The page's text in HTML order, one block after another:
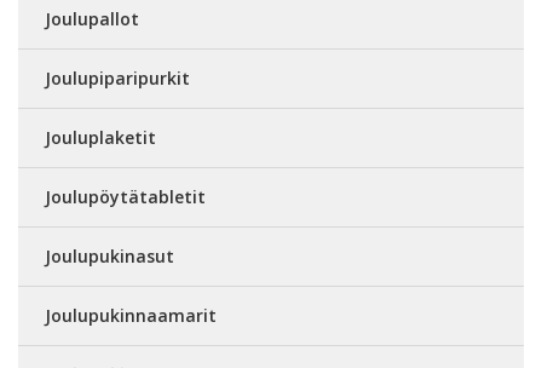
Joulupallot
Joulupiparipurkit
Jouluplaketit
Joulupöytätabletit
Joulupukinasut
Joulupukinnaamarit